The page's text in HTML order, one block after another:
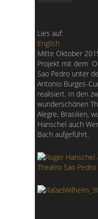
Lies auf:
English
Mitte Oktober
Projekt mit dem
Sao Pedro unter
Antonio Burges-
realisiert. In den
wunderschönen
Alegre, Brasilien,
Hanschel auch
Bach aufgeführt.